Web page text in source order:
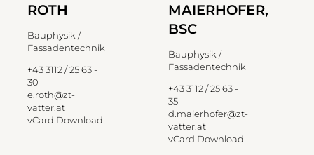
ROTH
Bauphysik /
Fassadentechnik
+43 3112 / 25 63 -
30
e.roth@zt-
vatter.at
vCard Download
MAIERHOFER,
BSC
Bauphysik /
Fassadentechnik
+43 3112 / 25 63 -
35
d.maierhofer@zt-
vatter.at
vCard Download